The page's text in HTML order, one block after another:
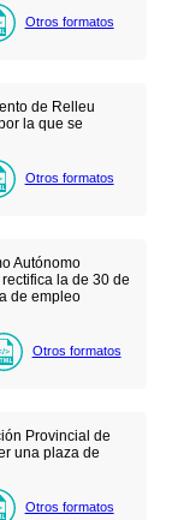
Otros formatos
de Relleu
la que se
Otros formatos
Autónomo
la de 30 de
de empleo
Otros formatos
Provincial de
una plaza de
Otros formatos